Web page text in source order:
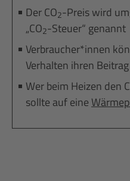
Der CO2-Preis wird
„CO2-Steuer“ genannt
Verbraucher*innen
Verhalten ihren Beitrag
Wer beim Heizen den
sollte auf eine